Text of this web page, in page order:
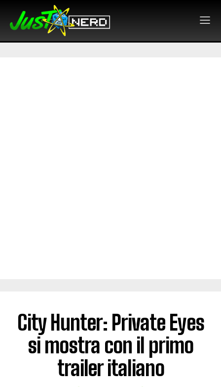
City Hunter: Private Eyes
si mostra con il primo
trailer italiano